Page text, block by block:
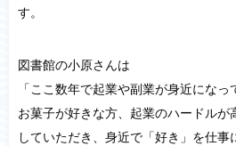
す。
図書館の小原さんは
「ここ数年で起業や副業が身近にな
お菓子が好きな方、起業のハードルが
していただき、身近で「好き」を仕